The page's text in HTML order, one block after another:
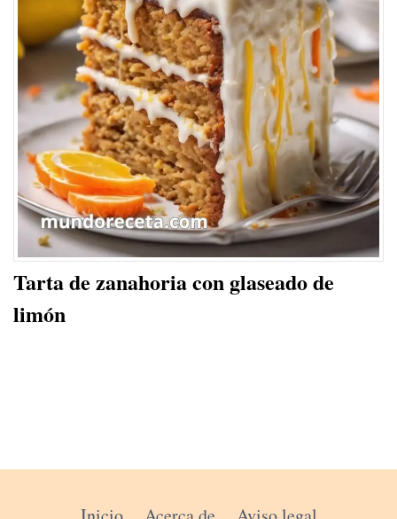
Tarta de zanahoria con glaseado de
limón